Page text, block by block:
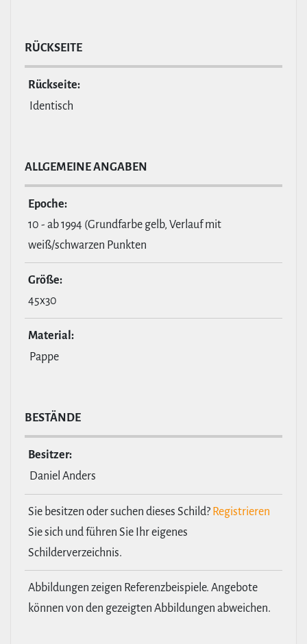
RÜCKSEITE
Rückseite:
Identisch
ALL­GE­MEINE ANGABEN
Epoche:
10 - ab 1994 (Grundfarbe gelb, Verlauf mit
weiß/schwarzen Punkten
Größe:
45x30
Material:
Pappe
BESTÄNDE
Besitzer:
Daniel Anders
Sie besitzen oder suchen dieses Schild? Registrieren
Sie sich und führen Sie Ihr eigenes
Schilderverzeichnis.
Abbildungen zeigen Referenzbeispiele. Angebote
können von den gezeigten Abbildungen abweichen.